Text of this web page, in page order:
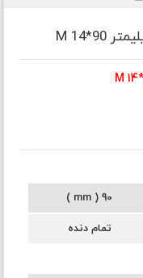
90 ( mm )
تمام دنده